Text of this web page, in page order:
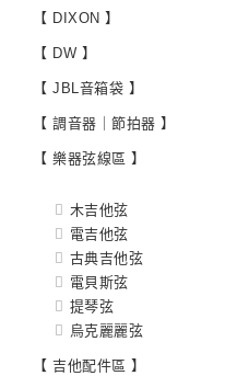
【 DIXON 】
【 DW 】
【 JBL音箱袋 】
【 調音器｜節拍器 】
【 樂器弦線區 】
木吉他弦
電吉他弦
古典吉他弦
電貝斯弦
提琴弦
烏克麗麗弦
【 吉他配件區 】